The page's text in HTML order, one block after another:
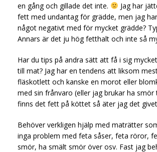
en gång och gillade det inte.
Jag har
fett med undantag för grädde, men jag
något negativt med för mycket grädde?
Annars är det ju hög fetthalt och inte så
Har du tips på andra sätt att få i sig
till mat? Jag har en tendens att liksom
fläskotlett och kanske en morot eller
med sin frånvaro (eller jag brukar ha smör
finns det fett på köttet så äter jag det
Behöver verkligen hjälp med maträtter
inga problem med feta såser, feta röror,
smör, ha smält smör över osv. Fast jag